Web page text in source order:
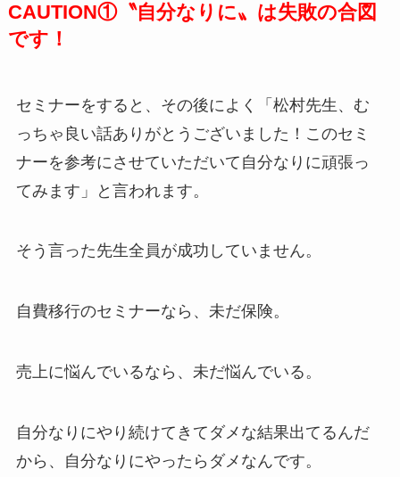
CAUTION①〝自分なりに〟は失敗の合図
です！
セミナーをすると、その後によく「松村先生、む
っちゃ良い話ありがとうございました！このセミ
ナーを参考にさせていただいて自分なりに頑張っ
てみます」と言われます。
そう言った先生全員が成功していません。
自費移行のセミナーなら、未だ保険。
売上に悩んでいるなら、未だ悩んでいる。
自分なりにやり続けてきてダメな結果出てるんだ
から、自分なりにやったらダメなんです。